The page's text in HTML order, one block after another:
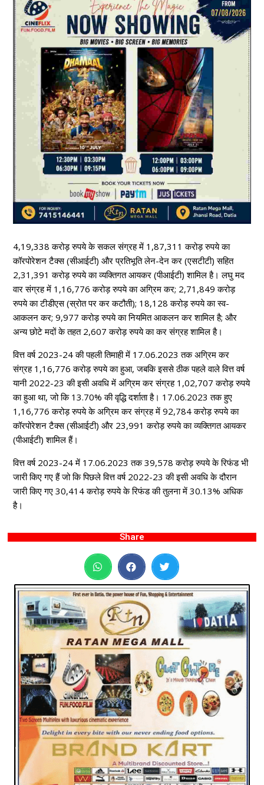
4,19,338 करोड़ रुपये के सकल संग्रह में 1,87,311 करोड़ रुपये का
कॉरपोरेशन टैक्स (सीआईटी) और प्रतिभूति लेन-देन कर (एसटीटी) सहित
2,31,391 करोड़ रुपये का व्यक्तिगत आयकर (पीआईटी) शामिल है। लघु मद
वार संग्रह में 1,16,776 करोड़ रुपये का अग्रिम कर; 2,71,849 करोड़
रुपये का टीडीएस (स्रोत पर कर कटौती); 18,128 करोड़ रुपये का स्व-
आकलन कर; 9,977 करोड़ रुपये का नियमित आकलन कर शामिल है; और
अन्य छोटे मदों के तहत 2,607 करोड़ रुपये का कर संग्रह शामिल है।
वित्त वर्ष 2023-24 की पहली तिमाही में 17.06.2023 तक अग्रिम कर
संग्रह 1,16,776 करोड़ रुपये का हुआ, जबकि इससे ठीक पहले वाले वित्त वर्ष
यानी 2022-23 की इसी अवधि में अग्रिम कर संग्रह 1,02,707 करोड़ रुपये
का हुआ था, जो कि 13.70% की वृद्धि दर्शाता है। 17.06.2023 तक हुए
1,16,776 करोड़ रुपये के अग्रिम कर संग्रह में 92,784 करोड़ रुपये का
कॉरपोरेशन टैक्स (सीआईटी) और 23,991 करोड़ रुपये का व्यक्तिगत आयकर
(पीआईटी) शामिल हैं।
वित्त वर्ष 2023-24 में 17.06.2023 तक 39,578 करोड़ रुपये के रिफंड भी
जारी किए गए हैं जो कि पिछले वित्त वर्ष 2022-23 की इसी अवधि के दौरान
जारी किए गए 30,414 करोड़ रुपये के रिफंड की तुलना में 30.13% अधिक
है।
Share